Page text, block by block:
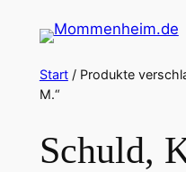
Inhalt
springen
Start/ Produkte
M.“
Schuld,